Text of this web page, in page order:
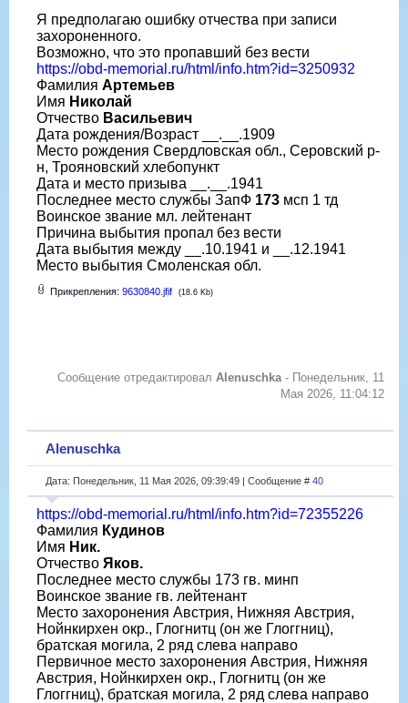
Я предполагаю ошибку отчества при записи
захороненного.
Возможно, что это пропавший без вести
https://obd-memorial.ru/html/info.htm?id=3250932
Фамилия Артемьев
Имя Николай
Отчество Васильевич
Дата рождения/Возраст __.__.1909
Место рождения Свердловская обл., Серовский р-
н, Трояновский хлебопункт
Дата и место призыва __.__.1941
Последнее место службы ЗапФ 173 мсп 1 тд
Воинское звание мл. лейтенант
Причина выбытия пропал без вести
Дата выбытия между __.10.1941 и __.12.1941
Место выбытия Смоленская обл.
Прикрепления: 9630840.jfif (18.6 Kb)
Сообщение отредактировал Alenuschka - Понедельник, 11
Мая 2026, 11:04:12
Alenuschka
Дата: Понедельник, 11 Мая 2026, 09:39:49 | Сообщение # 40
https://obd-memorial.ru/html/info.htm?id=72355226
Фамилия Кудинов
Имя Ник.
Отчество Яков.
Последнее место службы 173 гв. минп
Воинское звание гв. лейтенант
Место захоронения Австрия, Нижняя Австрия,
Нойнкирхен окр., Глогнитц (он же Глоггниц),
братская могила, 2 ряд слева направо
Первичное место захоронения Австрия, Нижняя
Австрия, Нойнкирхен окр., Глогнитц (он же
Глоггниц), братская могила, 2 ряд слева направо